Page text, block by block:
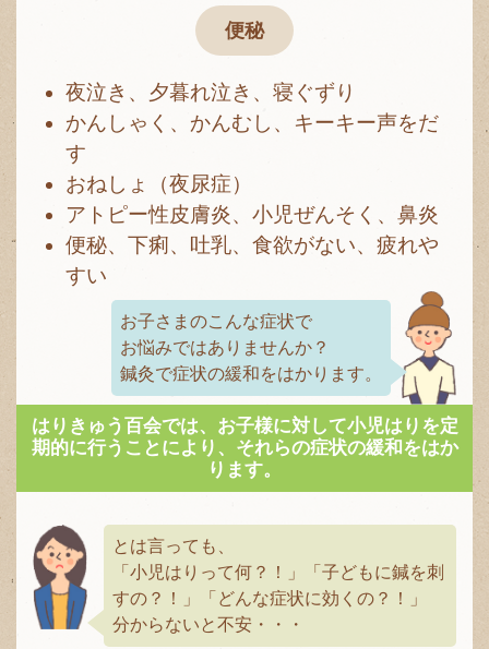
便秘
夜泣き、夕暮れ泣き、寝ぐずり
かんしゃく、かんむし、キーキー声をだ
す
おねしょ（夜尿症）
アトピー性皮膚炎、小児ぜんそく、鼻炎
便秘、下痢、吐乳、食欲がない、疲れや
すい
お子さまのこんな症状で
お悩みではありませんか？
鍼灸で症状の緩和をはかります。
はりきゅう百会では、お子様に対して小児はりを定
期的に行うことにより、それらの症状の緩和をはか
ります。
とは言っても、
「小児はりって何？！」「子どもに鍼を刺
すの？！」「どんな症状に効くの？！」
分からないと不安・・・